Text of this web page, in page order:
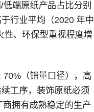
端原纸产品占比分别
行业平均（2020 年中
性、环保型重视程度增
（销量口径），高
工序，装饰原纸必须
拥有成熟稳定的生产